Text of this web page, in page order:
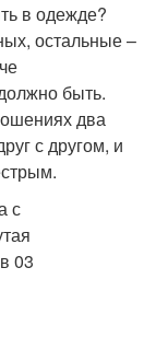
в одежде?
остальные –
быть.
два
с другом, и